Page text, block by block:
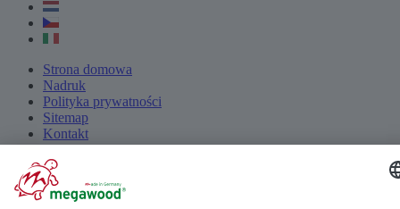
Strona domowa
Nadruk
Polityka prywatności
Sitemap
Kontakt
Login